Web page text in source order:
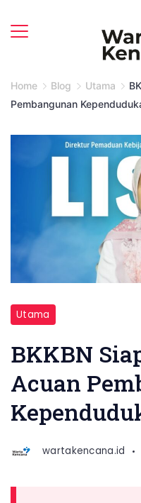
to
Home Blog Utama
Pembangunan
Pemaduan
Pengendalian
Penduduk
BKKBN
Prihantini
Utama
BKKBN
Acuan
wartakencana.id